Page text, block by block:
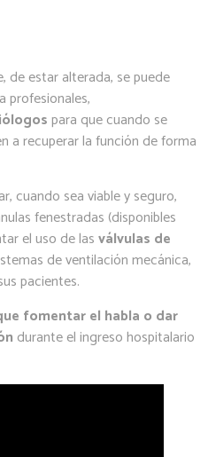
de estar alterada, se puede
profesionales,
para que cuando se
a recuperar la función de forma
cuando sea viable y seguro,
fenestradas (disponibles
el uso de lasválvulas de
de ventilación mecánica,
pacientes.
fomentar el habla o dar
durante el ingreso hospitalario